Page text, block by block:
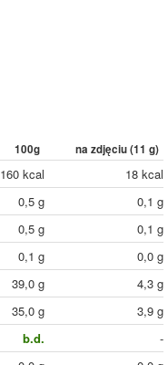
100g na zdjęciu (11 g)
160 kcal
18 kcal
0,5 g
0,1 g
0,5 g 0,1 g
0,1 g
0,0 g
39,0 g 4,3 g
35,0 g
3,9 g
b.d.
-